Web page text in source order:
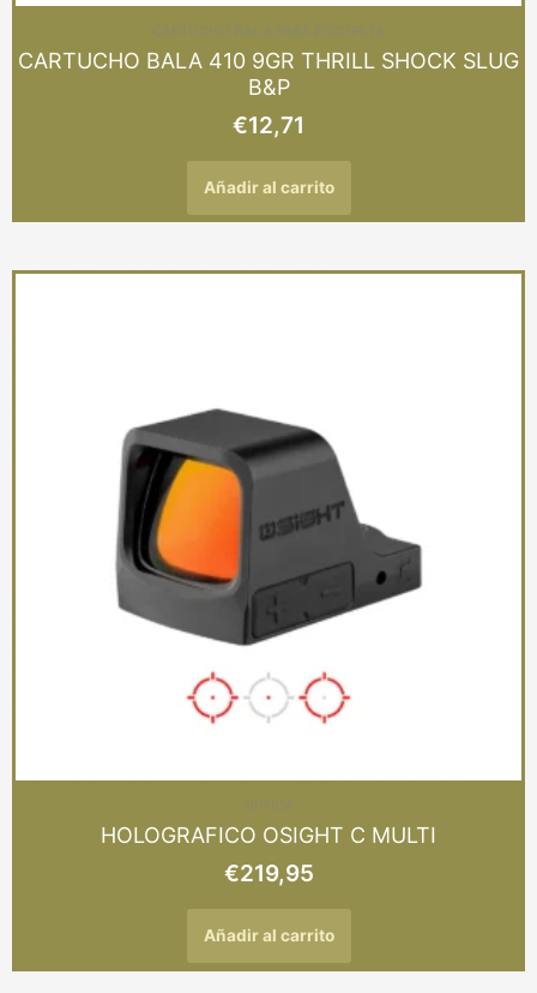
CARTUCHO BALA PARA ESCOPETA
CARTUCHO BALA 410 9GR THRILL SHOCK SLUG
B&P
€12,71
Añadir al carrito
OPTICA
HOLOGRAFICO OSIGHT C MULTI
€219,95
Añadir al carrito